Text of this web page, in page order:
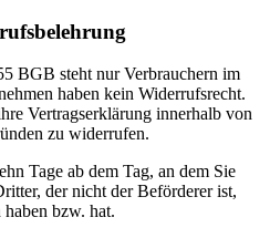
BGB steht nur Verbrauchern im
haben kein Widerrufsrecht.
Vertragserklärung innerhalb von
zu widerrufen.
Tage ab dem Tag, an dem Sie
der nicht der Beförderer ist,
bzw. hat.